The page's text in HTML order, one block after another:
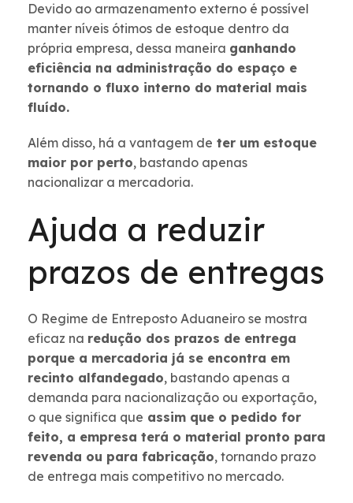
Devido ao armazenamento externo é possível
manter níveis ótimos de estoque dentro da
própria empresa, dessa maneira ganhando
eficiência na administração do espaço e
tornando o fluxo interno do material mais
fluído.
Além disso, há a vantagem de ter um estoque
maior por perto, bastando apenas
nacionalizar a mercadoria.
Ajuda a reduzir
prazos de entregas
O Regime de Entreposto Aduaneiro se mostra
eficaz na redução dos prazos de entrega
porque a mercadoria já se encontra em
recinto alfandegado, bastando apenas a
demanda para nacionalização ou exportação,
o que significa que assim que o pedido for
feito, a empresa terá o material pronto para
revenda ou para fabricação, tornando prazo
de entrega mais competitivo no mercado.